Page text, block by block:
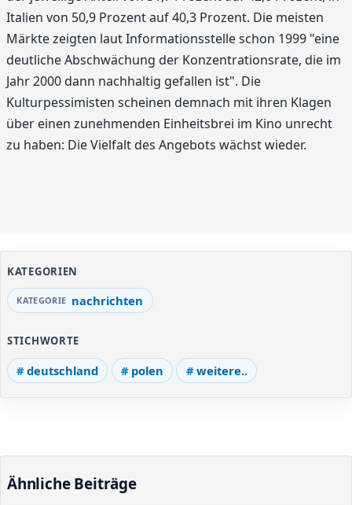
Italien von 50,9 Prozent auf 40,3 Prozent. Die meisten
Märkte zeigten laut Informationsstelle schon 1999 "eine
deutliche Abschwächung der Konzentrationsrate, die im
Jahr 2000 dann nachhaltig gefallen ist". Die
Kulturpessimisten scheinen demnach mit ihren Klagen
über einen zunehmenden Einheitsbrei im Kino unrecht
zu haben: Die Vielfalt des Angebots wächst wieder.
KATEGORIEN
nachrichten
STICHWORTE
deutschland polen weitere..
Ähnliche Beiträge